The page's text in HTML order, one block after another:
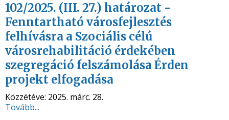
102/2025. (III. 27.) határozat -
Fenntartható városfejlesztés
felhívásra a Szociális célú
városrehabilitáció érdekében
szegregáció felszámolása Érden
projekt elfogadása
Közzétéve: 2025. márc. 28.
Tovább...